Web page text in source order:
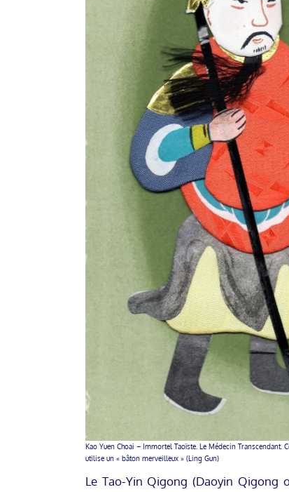
Kao Yuen Choai – Immortel Taoïste. Le Médecin
utilise un « bâton merveilleux » (Ling Gun)
Le Tao-Yin Qigong (Daoyin Qigong